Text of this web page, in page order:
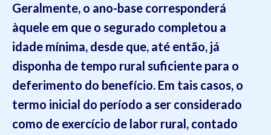
Geralmente, o ano-base corresponderá
àquele em que o segurado completou a
idade mínima, desde que, até então, já
disponha de tempo rural suficiente para o
deferimento do benefício. Em tais casos, o
termo inicial do período a ser considerado
como de exercício de labor rural, contado